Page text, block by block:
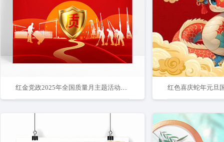
红金党政2025年全国质量月主题活动宣传海报